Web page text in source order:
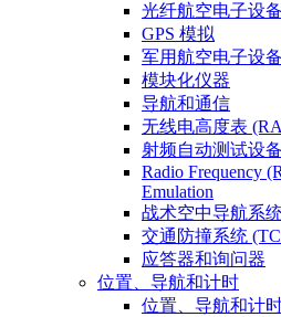
光纤航空电子设备
GPS 模拟
军用航空电子设备
模块化仪器
导航和通信
无线电高度表
射频自动测试设
Radio Frequency
Emulation
战术空中导航系
交通防撞系统
应答器和询问器
位置、导航和计时
位置、导航和计